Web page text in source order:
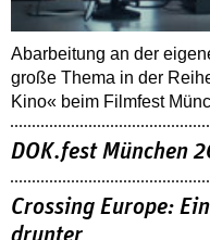
Abarbeitung an der
große Thema in der
Kino« beim Filmfest
DOK.fest München
Crossing Europe: